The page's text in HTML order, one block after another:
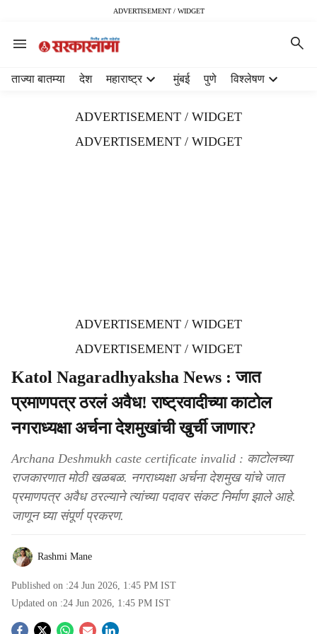
ADVERTISEMENT / WIDGET
ताज्या बातम्या देश महाराष्ट्र मुंबई पुणे विश्लेषण
ADVERTISEMENT / WIDGET
ADVERTISEMENT / WIDGET
ADVERTISEMENT / WIDGET
ADVERTISEMENT / WIDGET
Katol Nagaradhyaksha News : जात
प्रमाणपत्र ठरलं अवैध! राष्ट्रवादीच्या काटोल
नगराध्यक्षा अर्चना देशमुखांची खुर्ची जाणार?
Archana Deshmukh caste certificate invalid : काटोलच्या
राजकारणात मोठी खळबळ. नगराध्यक्षा अर्चना देशमुख यांचे जात
प्रमाणपत्र अवैध ठरल्याने त्यांच्या पदावर संकट निर्माण झाले आहे.
जाणून घ्या संपूर्ण प्रकरण.
Rashmi Mane
Published on :24 Jun 2026, 1:45 PM IST
Updated on :24 Jun 2026, 1:45 PM IST